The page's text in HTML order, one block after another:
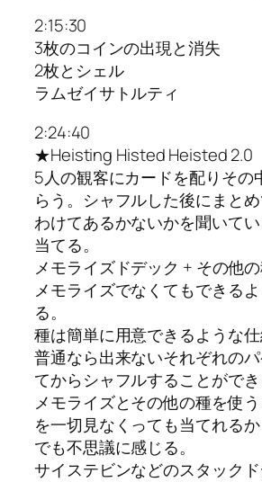
2:15:30
3枚のコインの出現と消失
2枚とシェル
ラムゼイサトルティ
2:24:40
★Heisting Histed Heisted 2.0
5人の観客にカードを配りその
らう。シャフルした後にまと
わけてあるかないかを聞いて
当てる。
メモライズドデック + その他
メモライズでなくてもできる
る。
種は簡単に用意できるような仕
普通なら出来ないそれぞれの
てからシャフルすることができ
メモライズとその他の種を使
を一切見なくっても当てれる
でも不思議に感じる。
サイステビンなどのスタック